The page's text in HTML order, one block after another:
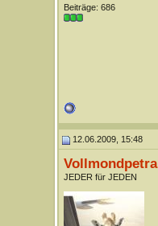
Beiträge: 686
12.06.2009, 15:48
Vollmondpetra
JEDER für JEDEN